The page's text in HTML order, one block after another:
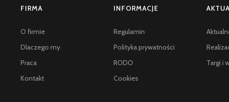
FIRMA
O firmie
Dlaczego my
Praca
Kontakt
INFORMACJE
Regulamin
Polityka prywatności
RODO
Cookies
Targi i